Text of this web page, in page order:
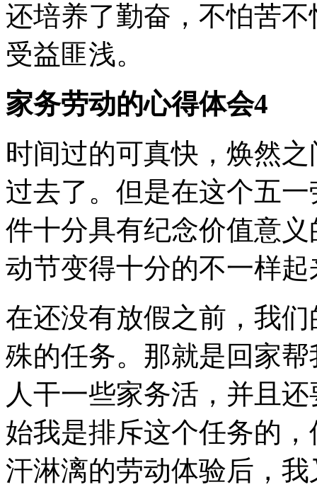
还培养了勤奋，不怕苦
受益匪浅。
家务劳动的心得体会4
时间过的可真快，焕然
过去了。但是在这个五
件十分具有纪念价值意
动节变得十分的不一样起
在还没有放假之前，我
殊的任务。那就是回家
人干一些家务活，并且
始我是排斥这个任务的
汗淋漓的劳动体验后，